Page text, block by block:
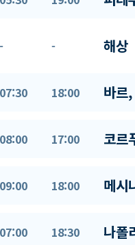
- - 해상
07:30 18:00 바르
08:00 17:00 코르
09:00 18:00 메시
07:00 18:30 나폴